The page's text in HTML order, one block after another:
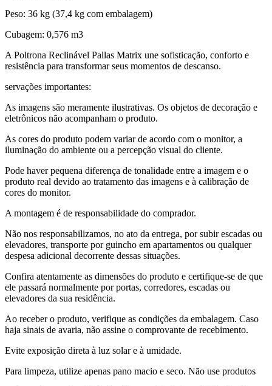
Peso: 36 kg (37,4 kg com embalagem)
Cubagem: 0,576 m3
A Poltrona Reclinável Pallas Matrix une sofisticação, conforto e
resistência para transformar seus momentos de descanso.
servações importantes:
As imagens são meramente ilustrativas. Os objetos de decoração e
eletrônicos não acompanham o produto.
As cores do produto podem variar de acordo com o monitor, a
iluminação do ambiente ou a percepção visual do cliente.
Pode haver pequena diferença de tonalidade entre a imagem e o
produto real devido ao tratamento das imagens e à calibração de
cores do monitor.
A montagem é de responsabilidade do comprador.
Não nos responsabilizamos, no ato da entrega, por subir escadas ou
elevadores, transporte por guincho em apartamentos ou qualquer
despesa adicional decorrente dessas situações.
Confira atentamente as dimensões do produto e certifique-se de que
ele passará normalmente por portas, corredores, escadas ou
elevadores da sua residência.
Ao receber o produto, verifique as condições da embalagem. Caso
haja sinais de avaria, não assine o comprovante de recebimento.
Evite exposição direta à luz solar e à umidade.
Para limpeza, utilize apenas pano macio e seco. Não use produtos